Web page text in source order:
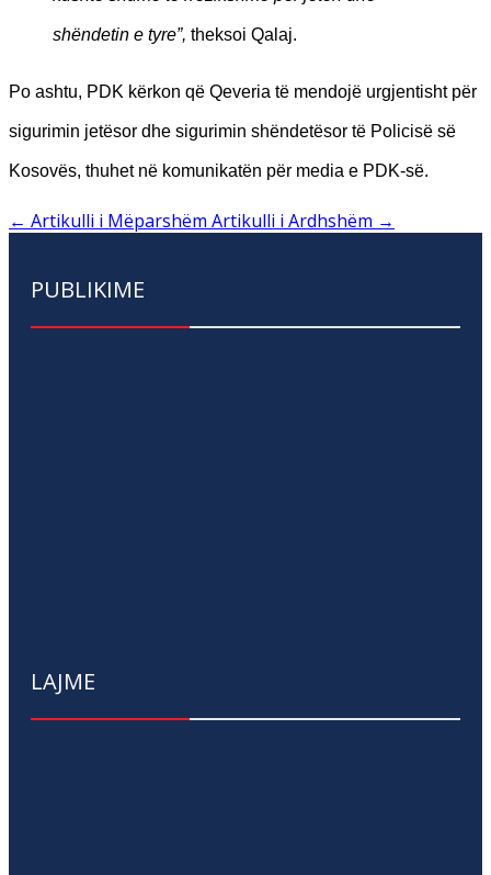
shëndetin e tyre”, theksoi Qalaj.
Po ashtu, PDK kërkon që Qeveria të mendojë urgjentisht për
sigurimin jetësor dhe sigurimin shëndetësor të Policisë së
Kosovës, thuhet në komunikatën për media e PDK-së.
← Artikulli i Mëparshëm Artikulli i Ardhshëm →
PUBLIKIME
LAJME